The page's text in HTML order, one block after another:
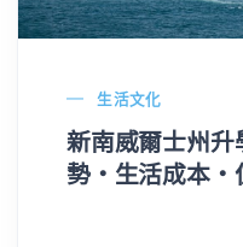
生活文化
新南威爾士州
勢・生活成本